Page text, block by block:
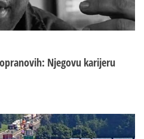
Njegovu karijeru